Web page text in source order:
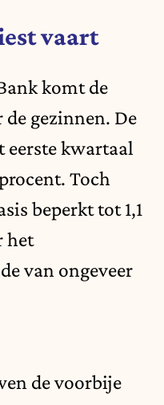
vaart
komt de
gezinnen. De
kwartaal
Toch
beperkt tot 1,1
het
van ongeveer
de voorbije